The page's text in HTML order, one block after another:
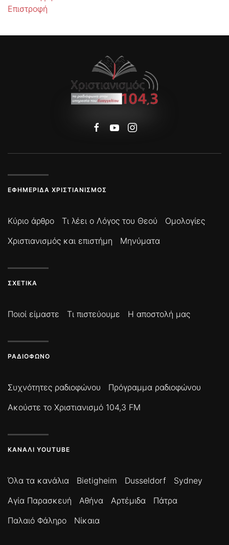
Επιστροφή
ΕΦΗΜΕΡΊΔΑ ΧΡΙΣΤΙΑΝΙΣΜΌΣ
Κύριο άρθρο Τι λέει ο Λόγος του Θεού
Ομολογίες
Χριστιανισμός και επιστήμη
Μηνύματα
ΣΧΕΤΙΚΆ
Ποιοί είμαστε Τι πιστεύουμε Η αποστολή μας
ΡΑΔΙΌΦΩΝΟ
Συχνότητες ραδιοφώνου
Πρόγραμμα ραδιοφώνου
Ακούστε το Χριστιανισμό 104,3 FM
ΚΑΝΆΛΙ YOUTUBE
Όλα τα κανάλια Bietigheim Dusseldorf
Sydney
Αγία Παρασκευή
Αθήνα Αρτέμιδα
Πάτρα
Παλαιό Φάληρο
Νίκαια